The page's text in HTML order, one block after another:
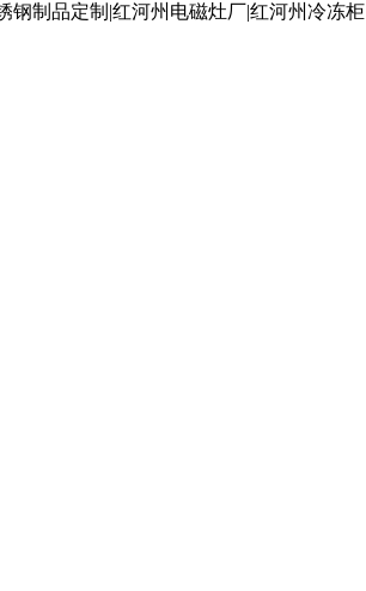
钢制品定制|红河州电磁灶厂|红河州冷冻柜